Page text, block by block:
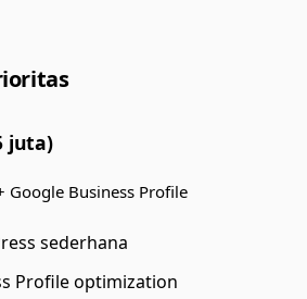
juta)
Google Business Profile
sederhana
Profile optimization